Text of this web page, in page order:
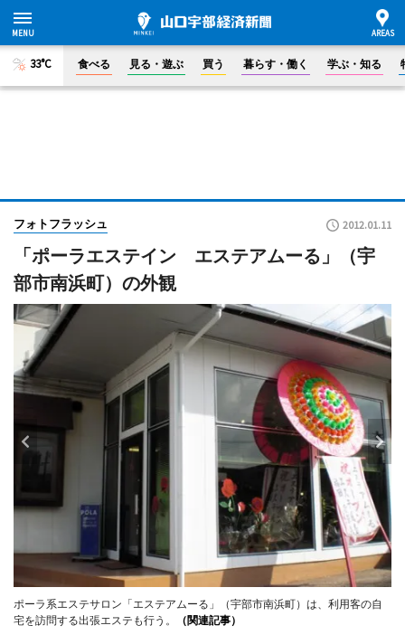
33°C 食べる 見る・遊ぶ 買う 暮らす・働く 学ぶ・知る
フォトフラッシュ 2012.01.11
「ポーラエステイン エステアムーる」（宇
部市南浜町）の外観
ポーラ系エステサロン「エステアムーる」（宇部市南浜町）は、利用客の自
宅を訪問する出張エステも行う。
（関連記事）